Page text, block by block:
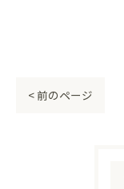
< 前のページ